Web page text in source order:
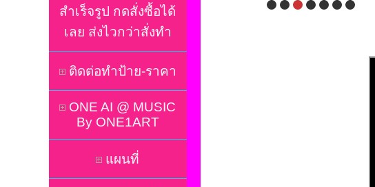
สำเร็จรูป กดสั่งซื้อได้
เลย ส่งไวกว่าสั่งทำ
ติดต่อทำป้าย-ราคา
ONE AI @ MUSIC
By ONE1ART
แผนที่